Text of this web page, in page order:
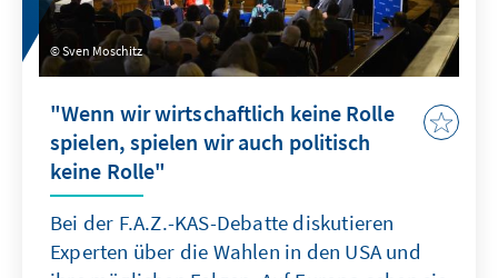
Sven Moschitz
"Wenn wir wirtschaftlich keine Rolle
spielen, spielen wir auch politisch
keine Rolle"
Bei der F.A.Z.-KAS-Debatte diskutieren
Experten über die Wahlen in den USA und